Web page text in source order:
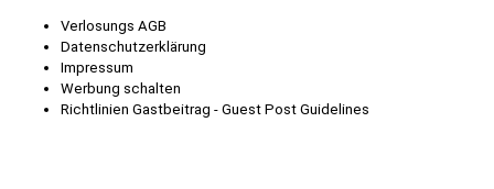
Verlosungs AGB
Datenschutzerklärung
Impressum
Werbung schalten
Richtlinien Gastbeitrag - Guest Post Guidelines